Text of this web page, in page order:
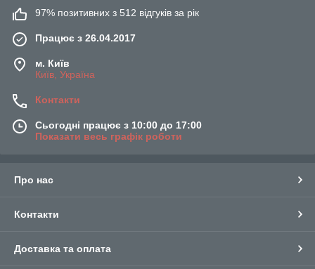
97% позитивних з 512 відгуків за рік
Працює з 26.04.2017
м. Київ
Київ, Україна
Контакти
Сьогодні працює з 10:00 до 17:00
Показати весь графік роботи
Про нас
Контакти
Доставка та оплата